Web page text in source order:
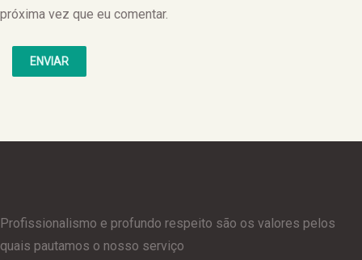
próxima vez que eu comentar.
Profissionalismo e profundo respeito são os valores pelos
quais pautamos o nosso serviço